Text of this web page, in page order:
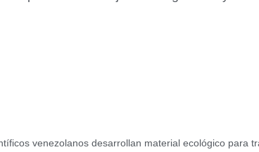
venezolanos desarrollan material ecológico para